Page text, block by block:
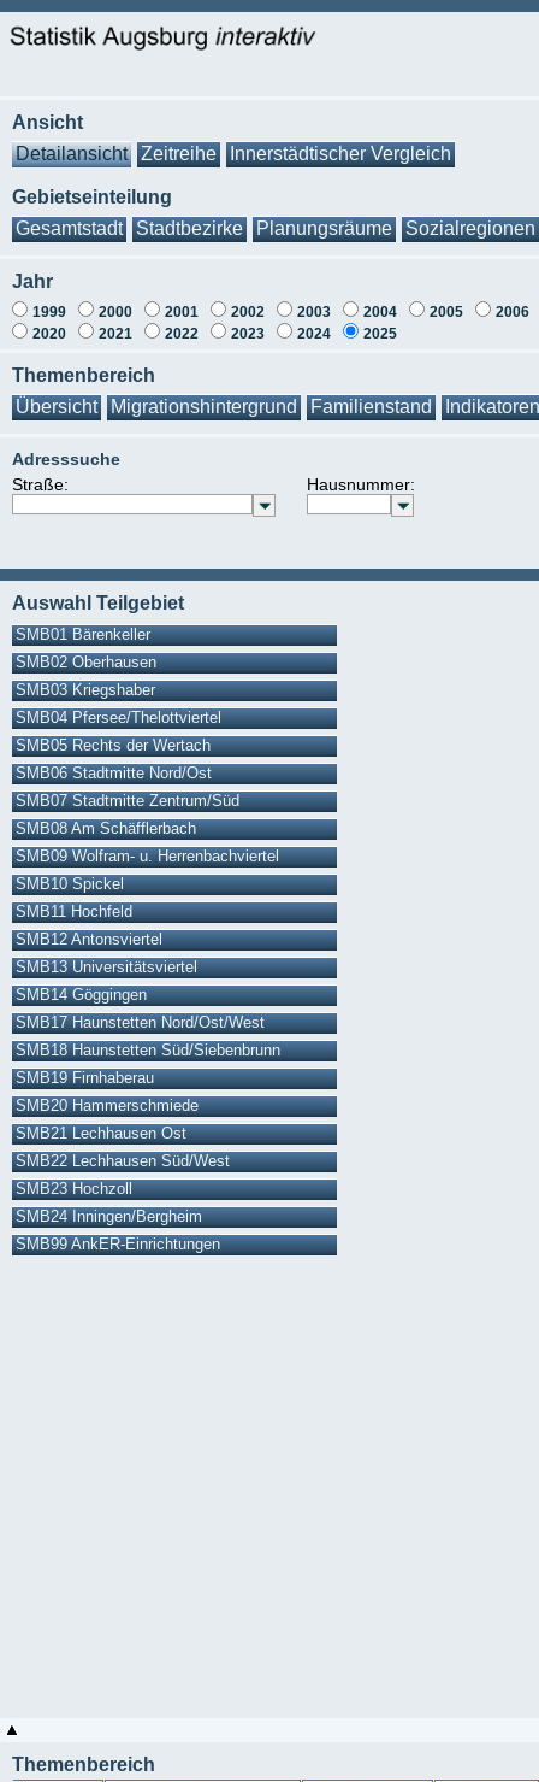
Ansicht
Detailansicht
Zeitreihe Innerstädtischer Vergleich
Gebietseinteilung
Gesamtstadt
Stadtbezirke Planungsräume Sozialregionen
Jahr
1999 2000 2001 2002 2003 2004 2005
2006
2020
2021 2022 2023 2024 2025
Themenbereich
Übersicht
Migrationshintergrund Familienstand Indikatoren
Adresssuche
Straße:
Hausnummer:
Auswahl Teilgebiet
SMB01 Bärenkeller
SMB02 Oberhausen
SMB03 Kriegshaber
SMB04 Pfersee/Thelottviertel
SMB05 Rechts der Wertach
SMB06 Stadtmitte Nord/Ost
SMB07 Stadtmitte Zentrum/Süd
SMB08 Am Schäfflerbach
SMB09 Wolfram- u. Herrenbachviertel
SMB10 Spickel
SMB11 Hochfeld
SMB12 Antonsviertel
SMB13 Universitätsviertel
SMB14 Göggingen
SMB17 Haunstetten Nord/Ost/West
SMB18 Haunstetten Süd/Siebenbrunn
SMB19 Firnhaberau
SMB20 Hammerschmiede
SMB21 Lechhausen Ost
SMB22 Lechhausen Süd/West
SMB23 Hochzoll
SMB24 Inningen/Bergheim
SMB99 AnkER-Einrichtungen
Themenbereich